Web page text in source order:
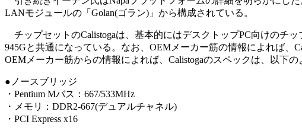
LANモジュールの「Golan(ゴラン)」から構成されている。
チップセットのCalistogaは、基本的にはデスクトップPC向けのチ
945Gと共通になっている。なお、OEMメーカー筋の情報によれば、
OEMメーカー筋からの情報によれば、Calistogaのスペックは、以下の
●ノースブリッジ
・Pentium Mバス：667/533MHz
・メモリ：DDR2-667(デュアルチャネル)
・PCI Express x16